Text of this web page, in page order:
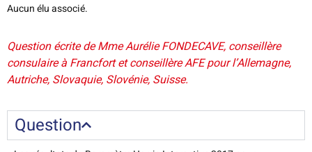
Aucun élu associé.
Question écrite de Mme Aurélie FONDECAVE, conseillère
consulaire à Francfort et conseillère AFE pour l’Allemagne,
Autriche, Slovaquie, Slovénie, Suisse.
Question